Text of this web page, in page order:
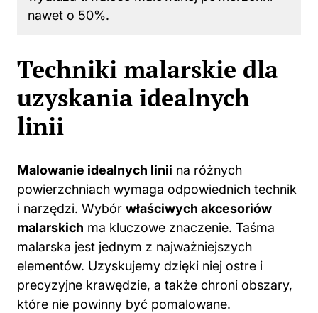
nawet o 50%.
Techniki malarskie dla
uzyskania idealnych
linii
Malowanie idealnych linii na różnych
powierzchniach wymaga odpowiednich technik
i narzędzi. Wybór właściwych akcesoriów
malarskich ma kluczowe znaczenie. Taśma
malarska jest jednym z najważniejszych
elementów. Uzyskujemy dzięki niej ostre i
precyzyjne krawędzie, a także chroni obszary,
które nie powinny być pomalowane.